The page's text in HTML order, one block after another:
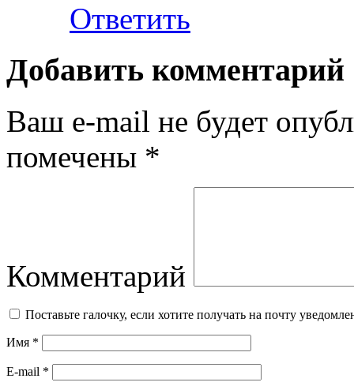
Ответить
Добавить комментарий
Ваш e-mail не будет
помечены *
Комментарий
Поставьте галочку, если хотите получать на почту
Имя *
E-mail *